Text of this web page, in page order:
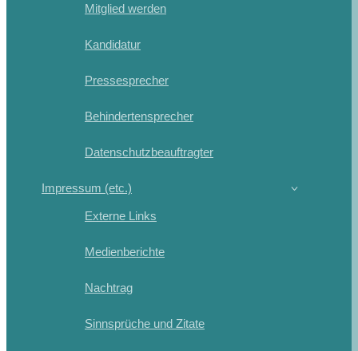
Mitglied werden
Kandidatur
Pressesprecher
Behindertensprecher
Datenschutzbeauftragter
Impressum (etc.)
Externe Links
Medienberichte
Nachtrag
Sinnsprüche und Zitate